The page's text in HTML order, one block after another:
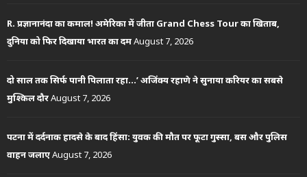
R. प्रज्ञानानंदा का कमाल! अमेरिका में जीता Grand Chess Tour का खिताब,
दुनिया को फिर दिखाया भारत का दमAugust 7, 2026
दो साल तक सिर्फ पानी पिलाता रहा…’ अजिंक्य रहाणे ने सुनाया करियर का सबसे
मुश्किल दौरAugust 7, 2026
पटना में दर्दनाक हादसे के बाद हिंसा: युवक की मौत पर फूटा गुस्सा, बस और पुलिस
वाहन जलाएAugust 7, 2026